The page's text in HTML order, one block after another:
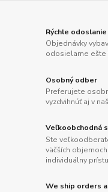
Rýchle odoslanie
Objednávky
odosielame ešte
Osobný odber
Preferujete
vyzdvihnúť aj v
Veľkoobchodná
Ste
väčších
individuálny
We ship orders